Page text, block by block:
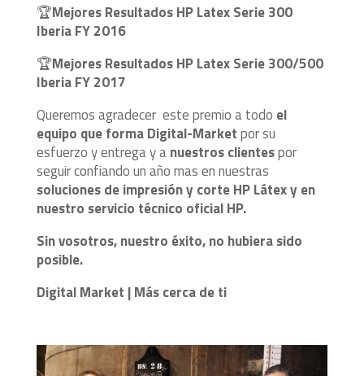
🏆Mejores Resultados HP Latex Serie 300
Iberia FY 2016
🏆Mejores Resultados HP Latex Serie 300/500
Iberia FY 2017
Queremos agradecer este premio a todo el
equipo que forma Digital-Marketpor su
esfuerzo y entrega y anuestros clientespor
seguir confiando un año mas en nuestras
soluciones de impresión y corte HP Látex y en
nuestro servicio técnico oficial HP.
Sin vosotros, nuestro éxito, no hubiera sido
posible.
Digital Market | Más cerca de ti